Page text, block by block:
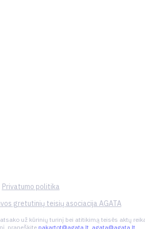
Privatumo politika
gretutinių teisių asociacija AGATA
už kūrinių turinį bei atitikimą teisės aktų
praneškite pakartot@agata.lt agata@agata.lt